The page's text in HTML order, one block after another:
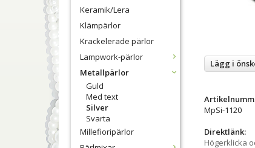
Keramik/Lera
Klämpärlor
Krackelerade pärlor
Lampwork-pärlor
Metallpärlor
Guld
Med text
Silver
Svarta
Millefioripärlor
Lägg i
MpSi-1120
Direktlänk:
Högerklicka